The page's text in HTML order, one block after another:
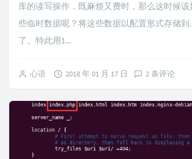
库的读写操作，既麻烦又费时，那么这时候
些临时数据呢？将这些数据以配置形式存储到
了。特此用1...
心语 2018 年 01 月 17 日 2 条评论